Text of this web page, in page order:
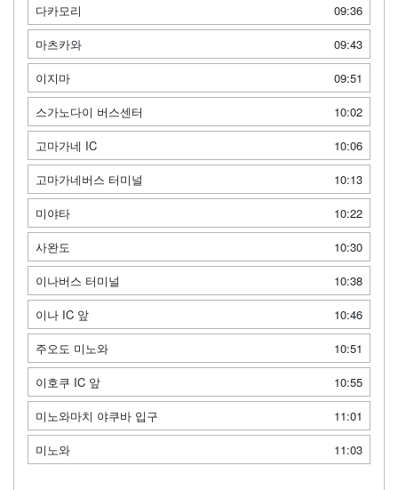
다카모리
09:36
마츠카와
09:43
이지마
09:51
스가노다이 버스센터
10:02
고마가네 IC
10:06
고마가네버스 터미널
10:13
미야타
10:22
사완도
10:30
이나버스 터미널
10:38
이나 IC 앞
10:46
주오도 미노와
10:51
이호쿠 IC 앞
10:55
미노와마치 야쿠바 입구
11:01
미노와
11:03